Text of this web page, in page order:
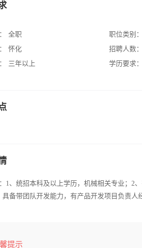
全职
怀化
三年以上
职位类别
招聘人数
学历要求
1、统招本科及以上学历，机械相关专业；2
具备带团队开发能力，有产品开发项目负责
提示